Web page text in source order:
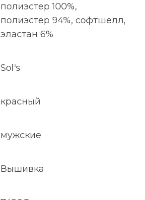
полиэстер 100%,
полиэстер 94%, софтшелл,
эластан 6%
Sol's
красный
мужские
Вышивка